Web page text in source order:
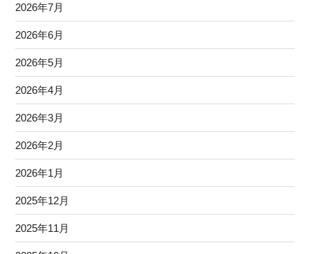
2026年7月
2026年6月
2026年5月
2026年4月
2026年3月
2026年2月
2026年1月
2025年12月
2025年11月